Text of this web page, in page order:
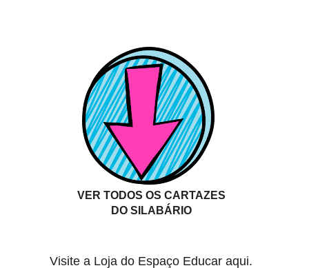
VER TODOS OS CARTAZES
DO SILABÁRIO
Visite a Loja do Espaço Educar aqui.